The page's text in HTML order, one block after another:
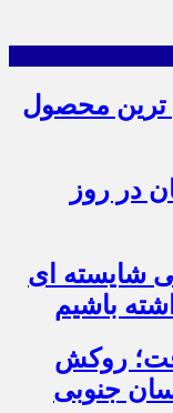
ترین محصول
در روز
شایسته ای
باشیم
روکش